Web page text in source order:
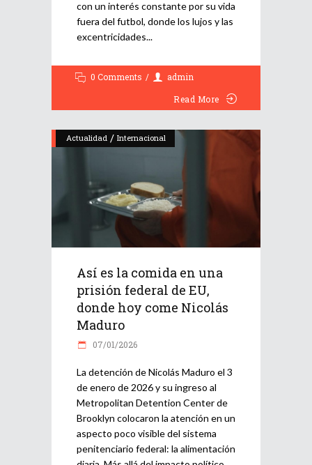
con un interés constante por su vida
fuera del futbol, donde los lujos y las
excentricidades
0 Comments
admin
Read More
Actualidad / Internacional
Así es la comida en una
prisión federal de EU,
donde hoy come Nicolás
Maduro
07/01/2026
La detención de Nicolás Maduro el 3
de enero de 2026 y su ingreso al
Metropolitan Detention Center de
Brooklyn colocaron la atención en un
aspecto poco visible del sistema
penitenciario federal: la alimentación